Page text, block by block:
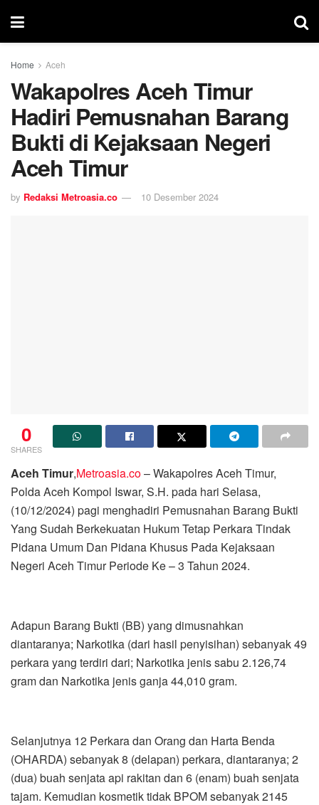
Home Aceh
Wakapolres Aceh Timur
Hadiri Pemusnahan Barang
Bukti di Kejaksaan Negeri
Aceh Timur
by Redaksi Metroasia.co 10 Desember 2024
0
SHARES
Aceh Timur,Metroasia.co– Wakapolres Aceh Timur,
Polda Aceh Kompol Iswar, S.H. pada hari Selasa,
(10/12/2024) pagi menghadiri Pemusnahan Barang Bukti
Yang Sudah Berkekuatan Hukum Tetap Perkara Tindak
Pidana Umum Dan Pidana Khusus Pada Kejaksaan
Negeri Aceh Timur Periode Ke – 3 Tahun 2024.
Adapun Barang Bukti (BB) yang dimusnahkan
diantaranya; Narkotika (dari hasil penyisihan) sebanyak 49
perkara yang terdiri dari; Narkotika jenis sabu 2.126,74
gram dan Narkotika jenis ganja 44,010 gram.
Selanjutnya 12 Perkara dan Orang dan Harta Benda
(OHARDA) sebanyak 8 (delapan) perkara, diantaranya; 2
(dua) buah senjata api rakitan dan 6 (enam) buah senjata
tajam. Kemudian kosmetik tidak BPOM sebanyak 2145